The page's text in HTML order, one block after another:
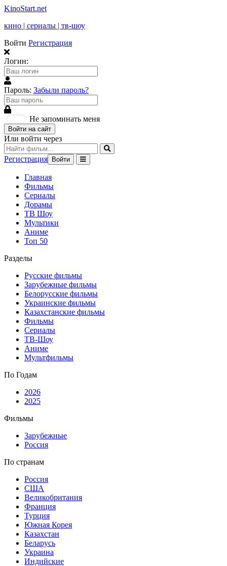
KinoStart.net
кино | сериалы | тв-шоу
Войти Регистрация
Логин:
Пароль: Забыли пароль?
Не запоминать меня
Войти на сайт
Или войти через
Регистрация Войти
Главная
Фильмы
Сериалы
Дорамы
ТВ Шоу
Мультики
Аниме
Топ 50
Разделы
Русские фильмы
Зарубежные фильмы
Белорусские фильмы
Украинские фильмы
Казахстанские фильмы
Фильмы
Сериалы
ТВ-Шоу
Аниме
Мультфильмы
По Годам
2026
2025
Фильмы
Зарубежные
Россия
По странам
Россия
США
Великобритания
Франция
Турция
Южная Корея
Казахстан
Беларусь
Украина
Индийские